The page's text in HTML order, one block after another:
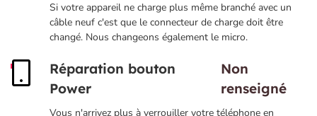
Si votre appareil ne charge plus même branché avec un
câble neuf c'est que le connecteur de charge doit être
changé. Nous changeons également le micro.
Réparation bouton
Power
Non
renseigné
Vous n'arrivez plus à verrouiller votre téléphone en